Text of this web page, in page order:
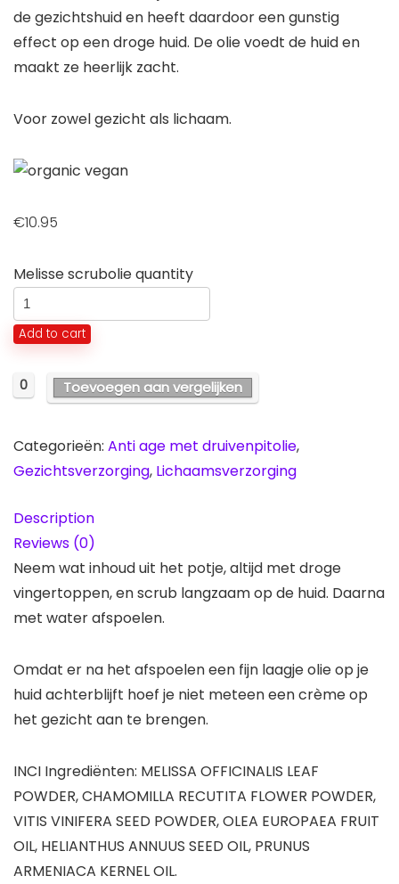
de gezichtshuid en heeft daardoor een gunstig
effect op een droge huid. De olie voedt de huid en
maakt ze heerlijk zacht.
Voor zowel gezicht als lichaam.
€10.95
Melisse scrubolie quantity
Add to cart
0 Toevoegen aan vergelijken
Categorieën: Anti age met druivenpitolie,
Gezichtsverzorging, Lichaamsverzorging
Description
Reviews (0)
Neem wat inhoud uit het potje, altijd met droge
vingertoppen, en scrub langzaam op de huid. Daarna
met water afspoelen.
Omdat er na het afspoelen een fijn laagje olie op je
huid achterblijft hoef je niet meteen een crème op
het gezicht aan te brengen.
INCI Ingrediënten: MELISSA OFFICINALIS LEAF
POWDER, CHAMOMILLA RECUTITA FLOWER POWDER,
VITIS VINIFERA SEED POWDER, OLEA EUROPAEA FRUIT
OIL, HELIANTHUS ANNUUS SEED OIL, PRUNUS
ARMENIACA KERNEL OIL.